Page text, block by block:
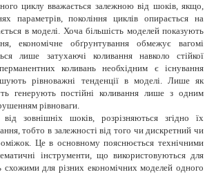
циклу вважається залежною від шоків, якщо,
параметрів, покоління циклів опирається на
в моделі. Хоча більшість моделей показують
економічне обґрунтування обмежує вагомі
лише затухаючі коливання навколо стійкої
коливань необхідним є існування
рівноважні тенденції в моделі. Лише як
генерують постійні коливання лише з одним
рівноваги.
зовнішніх шоків, розрізняються згідно їх
тобто в залежності від того чи дискретний чи
Це в основному пояснюється технічними
інструменти, що використовуються для
схожими для різних економічних моделей одного